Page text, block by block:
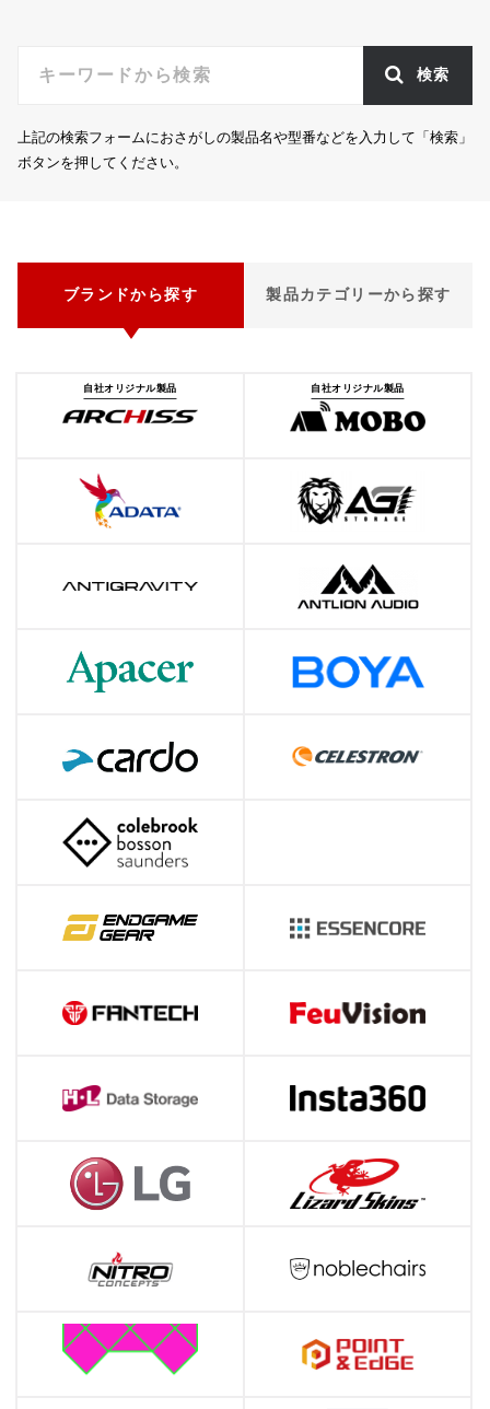
検索
上記の検索フォームにおさがしの製品名や型番などを入力して「検索」
ボタンを押してください。
ブランドから探す 製品カテゴリーから探す
自社オリジナル製品 自社オリジナル製品